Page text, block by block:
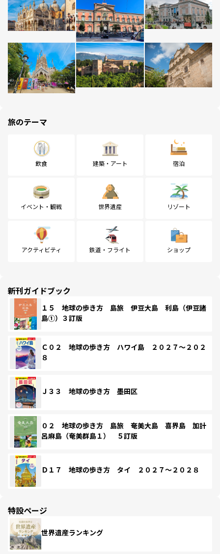
旅のテーマ
飲食 建築・アート 宿泊
イベント・観戦 世界遺産 リゾート
アクティビティ 鉄道・フライト ショップ
新刊ガイドブック
１５ 地球の歩き方 島旅 伊豆大島 利島（伊豆諸
島①）３訂版
Ｃ０２ 地球の歩き方 ハワイ島 ２０２７～２０２
８
Ｊ３３ 地球の歩き方 墨田区
０２ 地球の歩き方 島旅 奄美大島 喜界島 加計
呂麻島（奄美群島１） ５訂版
Ｄ１７ 地球の歩き方 タイ ２０２７～２０２８
特設ページ
世界遺産ランキング